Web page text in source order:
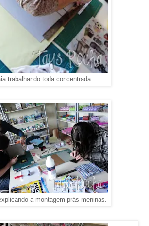
trabalhando toda concentrada.
a montagem prás meninas.